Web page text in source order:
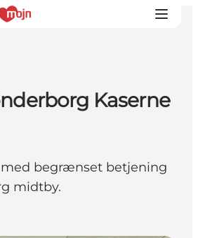
Kaserne
begrænset betjening
midtby.